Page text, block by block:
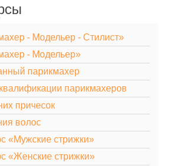
- Модельер - Стилист»
- Модельер»
парикмахер
парикмахеров
причесок
волос
«Мужские стрижки»
«Женские стрижки»